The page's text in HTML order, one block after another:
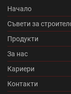
Македо (12)
Микроцименти
Протектор плюс
Начало
Съвети за
Продукти
За нас
Кариери
Контакти